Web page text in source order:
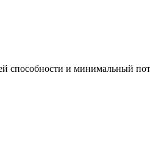
способности и минимальный